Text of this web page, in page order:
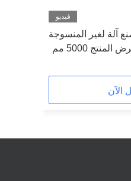
فيديو
صنع آلة لغير المنسوجة
5000 مم
الآن